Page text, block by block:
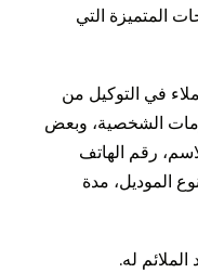
المتميزة التي
في التوكيل من
الشخصية، وبعض
رقم الهاتف
الموديل، مدة
له.